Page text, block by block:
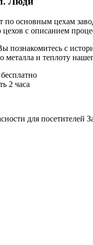
основным цехам
цехов с описанием
познакомитесь с
металла и теплоту
бесплатно
2 часа
для посетителей